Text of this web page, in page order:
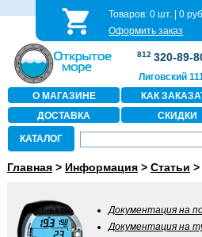
Товаров:0 шт. |0
Оформить заказ
812 320-89-
Лиговский
О МАГАЗИНЕ
КАК
ДОСТАВКА
СКИДКИ
КАТАЛОГ
Главная> Информация> Статьи >
Документация на
Документация на